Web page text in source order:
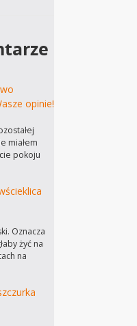
opinie!
miałem
pokoju
Oznacza
żyć na
na